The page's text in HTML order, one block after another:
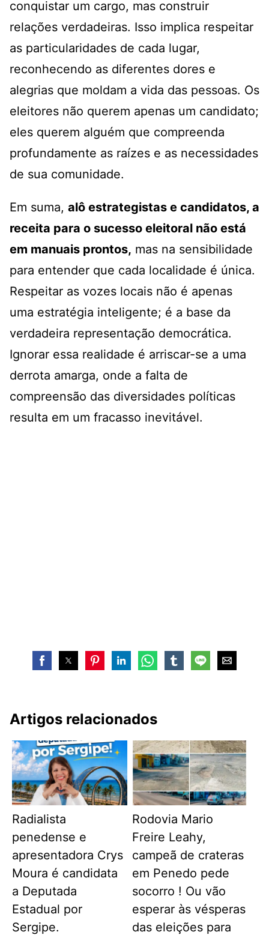
conquistar um cargo, mas construir
relações verdadeiras. Isso implica respeitar
as particularidades de cada lugar,
reconhecendo as diferentes dores e
alegrias que moldam a vida das pessoas. Os
eleitores não querem apenas um candidato;
eles querem alguém que compreenda
profundamente as raízes e as necessidades
de sua comunidade.
Em suma, alô estrategistas e candidatos, a
receita para o sucesso eleitoral não está
em manuais prontos, mas na sensibilidade
para entender que cada localidade é única.
Respeitar as vozes locais não é apenas
uma estratégia inteligente; é a base da
verdadeira representação democrática.
Ignorar essa realidade é arriscar-se a uma
derrota amarga, onde a falta de
compreensão das diversidades políticas
resulta em um fracasso inevitável.
Artigos relacionados
Radialista
penedense e
apresentadora Crys
Moura é candidata
a Deputada
Estadual por
Sergipe.
Rodovia Mario
Freire Leahy,
campeã de crateras
em Penedo pede
socorro ! Ou vão
esperar às vésperas
das eleições para